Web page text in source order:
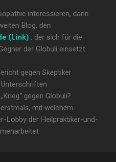
interessieren, dann
Blog, den
(Link) , der sich für die
der Globuli einsetzt.
gegen Skeptiker
gegen Globuli?
mit welchem
Lobby der Heilpraktiker-und-